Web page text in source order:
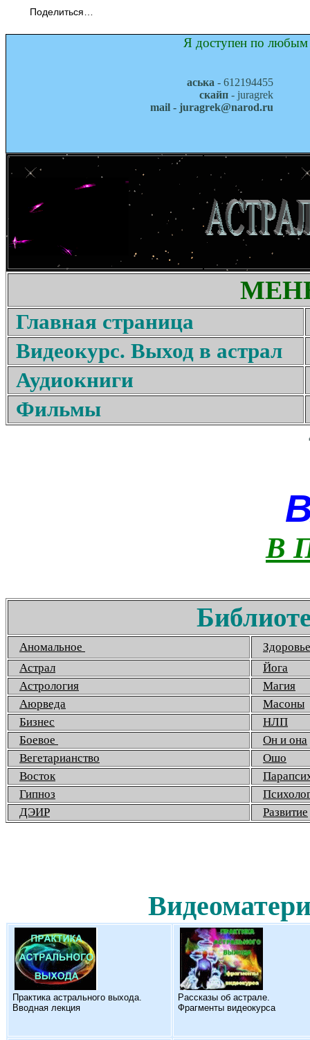
Поделиться…
Я доступен по любым
аська - 612194455
скайп - juragrek
mail - juragrek@narod.ru
Главная страница
Видеокурс. Выход в астрал
Аудиокниги
Фильмы
В
Аномальное
Здоровье
Астрал
Йога
Астрология
Магия
Аюрведа
Масоны
Бизнес
НЛП
Боевое
Он и она
Вегетарианство
Ошо
Восток
Гипноз
ДЭИР
Развитие
Практика астрального выхода.
Вводная лекция
Рассказы об астрале.
Фрагменты видеокурса